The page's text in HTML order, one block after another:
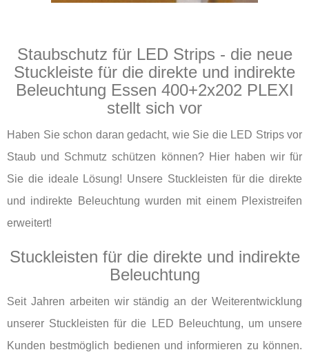
Staubschutz für LED Strips - die neue
Stuckleiste für die direkte und indirekte
Beleuchtung Essen 400+2x202 PLEXI
stellt sich vor
Haben Sie schon daran gedacht, wie Sie die LED Strips vor
Staub und Schmutz schützen können? Hier haben wir für
Sie die ideale Lösung! Unsere Stuckleisten für die direkte
und indirekte Beleuchtung wurden mit einem Plexistreifen
erweitert!
Stuckleisten für die direkte und indirekte
Beleuchtung
Seit Jahren arbeiten wir ständig an der Weiterentwicklung
unserer Stuckleisten für die LED Beleuchtung, um unsere
Kunden bestmöglich bedienen und informieren zu können.